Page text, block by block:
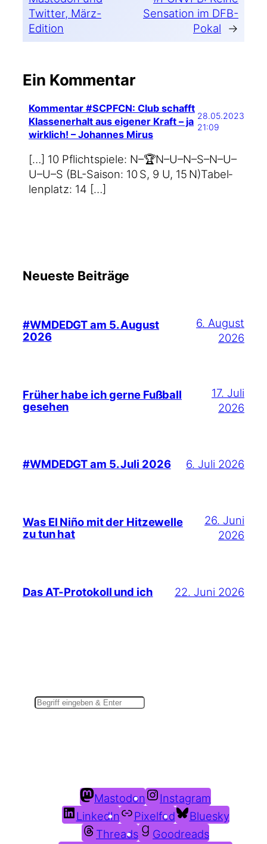
Twitter, März-
Edition
Sensation im DFB-
Pokal
→
Ein Kommentar
Kommentar #SCPFCN: Club schafft
Klassenerhalt aus eigener Kraft – ja
wirklich! – Johannes Mirus
28.05.2023
21:09
[…] 10 Pflicht­spie­le: N–🏆N–U–N–S–N–U–
U–U–S (BL-Saison: 10 S, 9 U, 15 N)Tabel­
len­platz: 14 […]
Neueste Beiträge
#WMDEDGT am 5. August
2026
6. August
2026
Früher habe ich gerne Fußball
gesehen
17. Juli
2026
#WMDEDGT am 5. Juli 2026 6. Juli 2026
Was El Niño mit der Hitzewelle
zu tun hat
26. Juni
2026
Das AT-Protokoll und ich 22. Juni 2026
Mastodon
Instagram
LinkedIn
Pixelfed
Bluesky
Threads
Goodreads